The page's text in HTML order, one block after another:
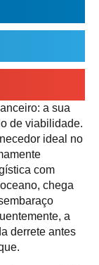
a sua
de viabilidade.
ideal no
com
chega
a
derrete antes